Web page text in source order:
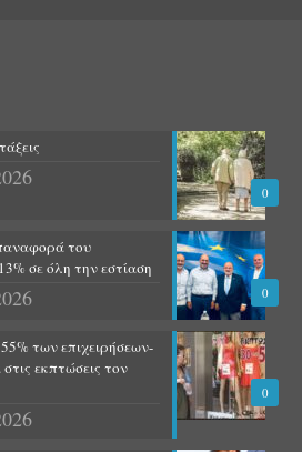
0
0
του
σε όλη την εστίαση
0
των επιχειρήσεων-
εκπτώσεις τον